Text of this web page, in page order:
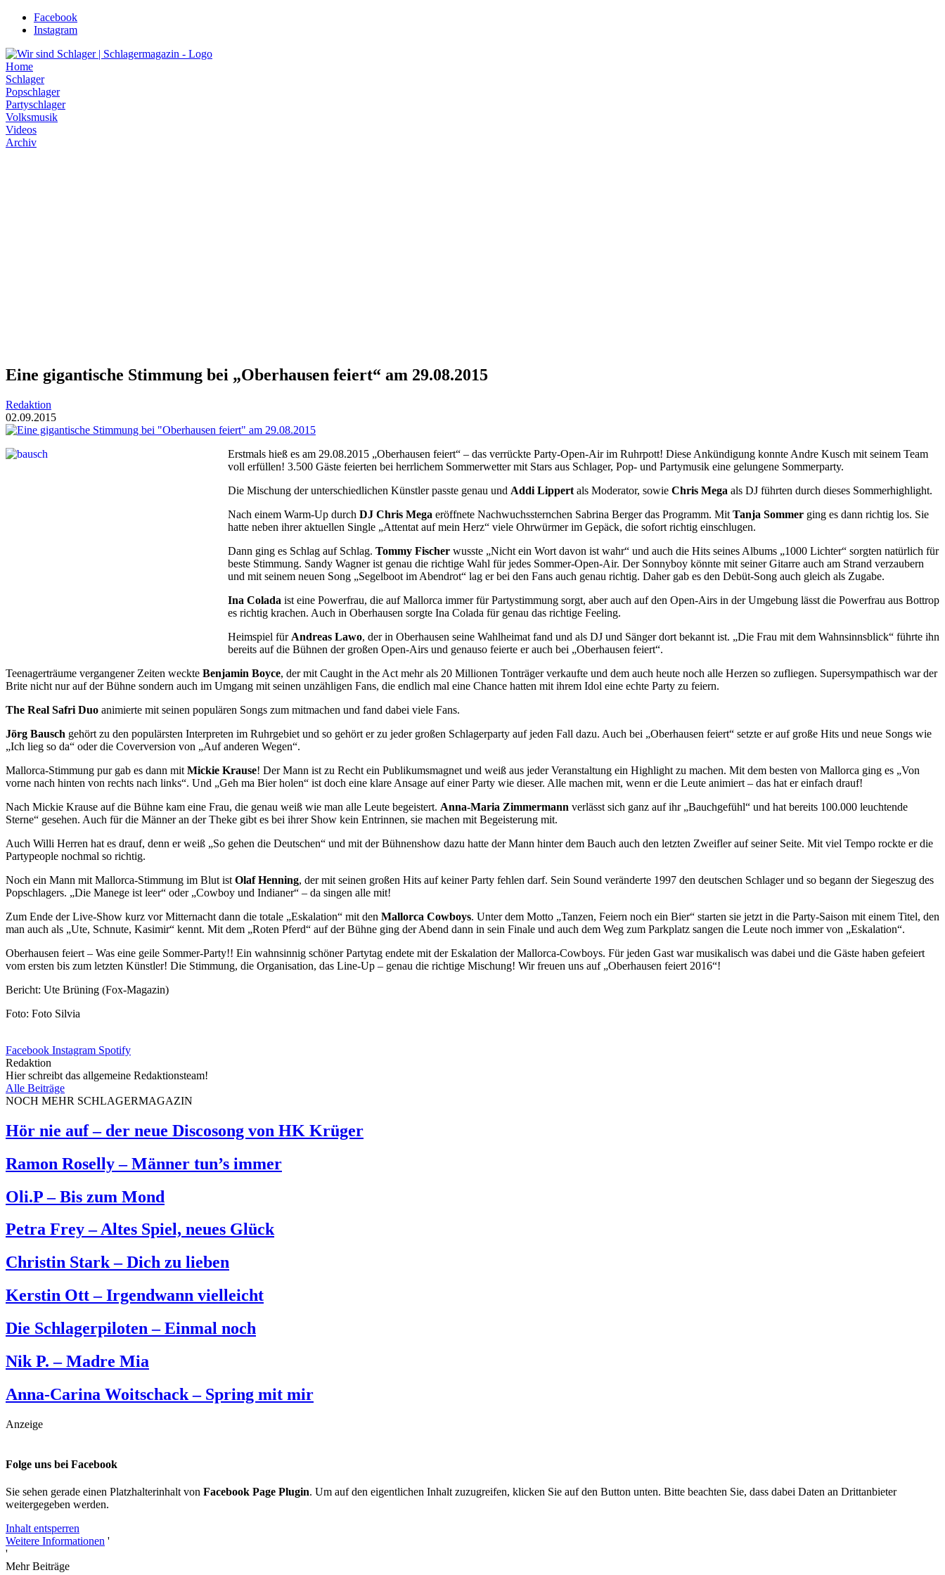
Zum
Inhalt
Facebook
Instagram
Home
Schlager
Popschlager
Partyschlager
Volksmusik
Videos
Archiv
Eine gigantische Stimmung bei „Oberhausen feiert“ am 29.08.2015
Redaktion
02.09.2015
Erstmals hieß es am 29.08.2015 „Oberhausen feiert“ – das verrückte Party-Open-Air im Ruhrpott! Diese Ankündigung konnte Andre Kusch mit seinem Team
voll erfüllen! 3.500 Gäste feierten bei herrlichem Sommerwetter mit Stars aus Schlager, Pop- und Partymusik eine gelungene Sommerparty.
Die Mischung der unterschiedlichen Künstler passte genau und Addi Lippert als Moderator, sowie Chris Mega als DJ führten durch dieses Sommerhighlight.
Nach einem Warm-Up durch DJ Chris Mega eröffnete Nachwuchssternchen Sabrina Berger das Programm. Mit Tanja Sommer ging es dann richtig los. Sie
hatte neben ihrer aktuellen Single „Attentat auf mein Herz“ viele Ohrwürmer im Gepäck, die sofort richtig einschlugen.
Dann ging es Schlag auf Schlag. Tommy Fischer wusste „Nicht ein Wort davon ist wahr“ und auch die Hits seines Albums „1000 Lichter“ sorgten natürlich für
beste Stimmung. Sandy Wagner ist genau die richtige Wahl für jedes Sommer-Open-Air. Der Sonnyboy könnte mit seiner Gitarre auch am Strand verzaubern
und mit seinem neuen Song „Segelboot im Abendrot“ lag er bei den Fans auch genau richtig. Daher gab es den Debüt-Song auch gleich als Zugabe.
Ina Colada ist eine Powerfrau, die auf Mallorca immer für Partystimmung sorgt, aber auch auf den Open-Airs in der Umgebung lässt die Powerfrau aus Bottrop
es richtig krachen. Auch in Oberhausen sorgte Ina Colada für genau das richtige Feeling.
Heimspiel für Andreas Lawo, der in Oberhausen seine Wahlheimat fand und als DJ und Sänger dort bekannt ist. „Die Frau mit dem Wahnsinnsblick“ führte ihn
bereits auf die Bühnen der großen Open-Airs und genauso feierte er auch bei „Oberhausen feiert“.
Teenagerträume vergangener Zeiten weckte Benjamin Boyce, der mit Caught in the Act mehr als 20 Millionen Tonträger verkaufte und dem auch heute noch alle Herzen so zufliegen. Supersympathisch war der
Brite nicht nur auf der Bühne sondern auch im Umgang mit seinen unzähligen Fans, die endlich mal eine Chance hatten mit ihrem Idol eine echte Party zu feiern.
The Real Safri Duo animierte mit seinen populären Songs zum mitmachen und fand dabei viele Fans.
Jörg Bausch gehört zu den populärsten Interpreten im Ruhrgebiet und so gehört er zu jeder großen Schlagerparty auf jeden Fall dazu. Auch bei „Oberhausen feiert“ setzte er auf große Hits und neue Songs wie
„Ich lieg so da“ oder die Coverversion von „Auf anderen Wegen“.
Mallorca-Stimmung pur gab es dann mit Mickie Krause! Der Mann ist zu Recht ein Publikumsmagnet und weiß aus jeder Veranstaltung ein Highlight zu machen. Mit dem besten von Mallorca ging es „Von
vorne nach hinten von rechts nach links“. Und „Geh ma Bier holen“ ist doch eine klare Ansage auf einer Party wie dieser. Alle machen mit, wenn er die Leute animiert – das hat er einfach drauf!
Nach Mickie Krause auf die Bühne kam eine Frau, die genau weiß wie man alle Leute begeistert. Anna-Maria Zimmermann verlässt sich ganz auf ihr „Bauchgefühl“ und hat bereits 100.000 leuchtende
Sterne“ gesehen. Auch für die Männer an der Theke gibt es bei ihrer Show kein Entrinnen, sie machen mit Begeisterung mit.
Auch Willi Herren hat es drauf, denn er weiß „So gehen die Deutschen“ und mit der Bühnenshow dazu hatte der Mann hinter dem Bauch auch den letzten Zweifler auf seiner Seite. Mit viel Tempo rockte er die
Partypeople nochmal so richtig.
Noch ein Mann mit Mallorca-Stimmung im Blut ist Olaf Henning, der mit seinen großen Hits auf keiner Party fehlen darf. Sein Sound veränderte 1997 den deutschen Schlager und so begann der Siegeszug des
Popschlagers. „Die Manege ist leer“ oder „Cowboy und Indianer“ – da singen alle mit!
Zum Ende der Live-Show kurz vor Mitternacht dann die totale „Eskalation“ mit den Mallorca Cowboys. Unter dem Motto „Tanzen, Feiern noch ein Bier“ starten sie jetzt in die Party-Saison mit einem Titel, den
man auch als „Ute, Schnute, Kasimir“ kennt. Mit dem „Roten Pferd“ auf der Bühne ging der Abend dann in sein Finale und auch dem Weg zum Parkplatz sangen die Leute noch immer von „Eskalation“.
Oberhausen feiert – Was eine geile Sommer-Party!! Ein wahnsinnig schöner Partytag endete mit der Eskalation der Mallorca-Cowboys. Für jeden Gast war musikalisch was dabei und die Gäste haben gefeiert
vom ersten bis zum letzten Künstler! Die Stimmung, die Organisation, das Line-Up – genau die richtige Mischung! Wir freuen uns auf „Oberhausen feiert 2016“!
Bericht: Ute Brüning (Fox-Magazin)
Foto: Foto Silvia
Facebook Instagram Spotify
Redaktion
Hier schreibt das allgemeine Redaktionsteam!
Alle Beiträge
NOCH MEHR SCHLAGERMAGAZIN
Hör nie auf – der neue Discosong von HK Krüger
Ramon Roselly – Männer tun’s immer
Oli.P – Bis zum Mond
Petra Frey – Altes Spiel, neues Glück
Christin Stark – Dich zu lieben
Kerstin Ott – Irgendwann vielleicht
Die Schlagerpiloten – Einmal noch
Nik P. – Madre Mia
Anna-Carina Woitschack – Spring mit mir
Anzeige
Folge uns bei Facebook
Sie sehen gerade einen Platzhalterinhalt von Facebook Page Plugin. Um auf den eigentlichen Inhalt zuzugreifen, klicken Sie auf den Button unten. Bitte beachten Sie, dass dabei Daten an Drittanbieter
weitergegeben werden.
Inhalt entsperren
Weitere Informationen '
'
Mehr Beiträge